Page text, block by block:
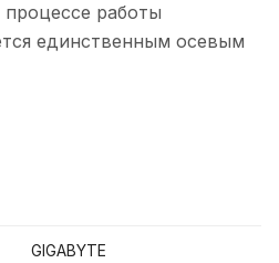
работы
единственным осевым
GIGABYTE